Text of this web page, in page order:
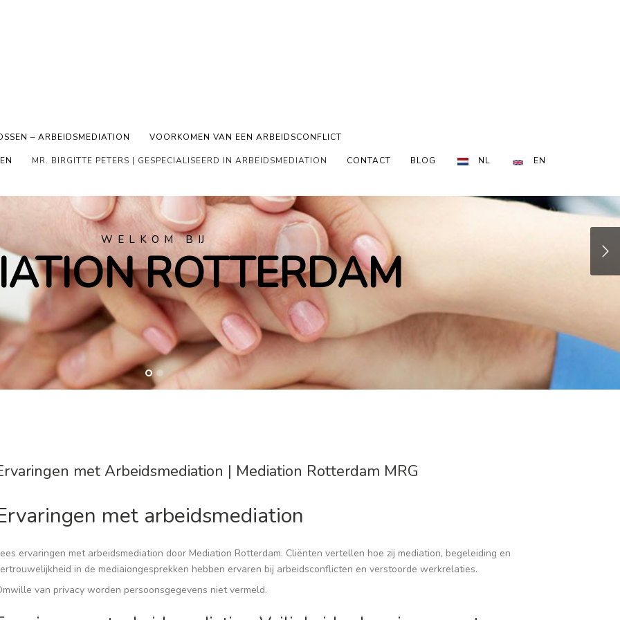
– ARBEIDSMEDIATION VOORKOMEN VAN EEN ARBEIDSCONFLICT
MR. BIRGITTE PETERS | GESPECIALISEERD IN ARBEIDSMEDIATION CONTACT BLOG NL EN
WELKOM BIJ
ROTTERDAM
met Arbeidsmediation | Mediation Rotterdam MRG
met arbeidsmediation
ervaringen met arbeidsmediation door Mediation Rotterdam. Cliënten vertellen hoe zij mediation, begeleiding en
in de mediaiongesprekken hebben ervaren bij arbeidsconflicten en verstoorde werkrelaties.
van privacy worden persoonsgegevens niet vermeld.